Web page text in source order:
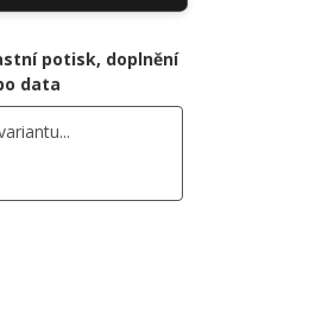
potisk, doplnění
data